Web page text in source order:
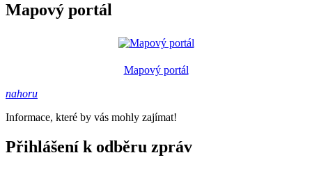
Mapový portál
Mapový portál
nahoru
Informace, které by vás mohly zajímat!
Přihlášení k odběru zpráv